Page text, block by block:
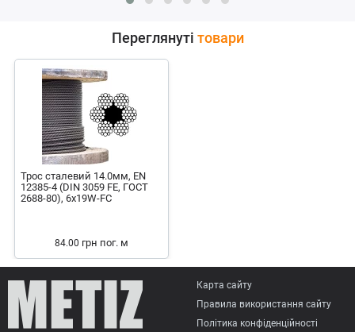
Переглянуті товари
Трос сталевий 14.0мм, EN
12385-4 (DIN 3059 FE, ГОСТ
2688-80), 6x19W-FC
84.00 грн пог. м
Карта сайту
Правила використання сайту
Політика конфіденційності